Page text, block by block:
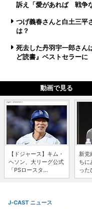
訴え「愛があれば 戦争
つげ義春さんと白土三
は？
死去した丹羽宇一郎さ
ど読書』ベストセラーに
動画で見る
【ドジャース】キム・
ヘソン、大リーグ公式
「PSロースタ...
新党
ちに
った
J-CAST ニュース